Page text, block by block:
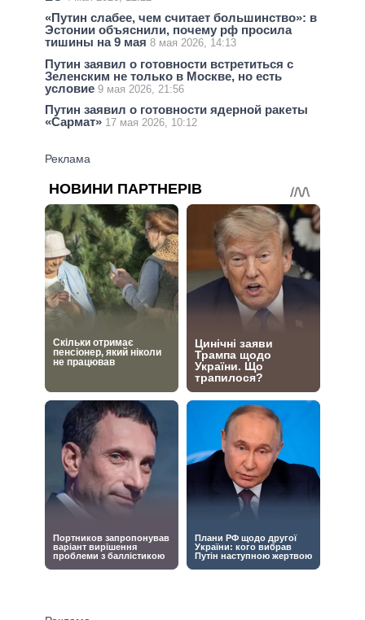
«Путин слабее, чем считает большинство»: в
Эстонии объяснили, почему рф просила
тишины на 9 мая 8 мая 2026, 14:13
Путин заявил о готовности встретиться с
Зеленским не только в Москве, но есть
условие 9 мая 2026, 21:56
Путин заявил о готовности ядерной ракеты
«Сармат» 17 мая 2026, 10:12